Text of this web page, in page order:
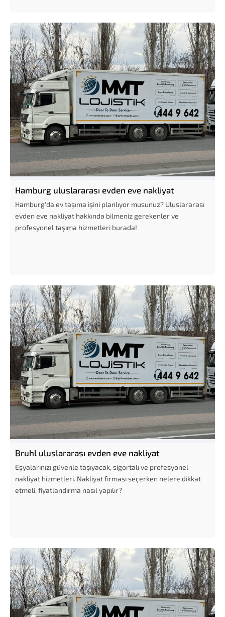
Hamburg uluslararası evden eve nakliyat
Hamburg'da ev taşıma işini planlıyor musunuz? Uluslararası
evden eve nakliyat hakkında bilmeniz gerekenler ve
profesyonel taşıma hizmetleri burada!
Bruhl uluslararası evden eve nakliyat
Eşyalarınızı güvenle taşıyacak, sigortalı ve profesyonel
nakliyat hizmetleri. Nakliyat firması seçerken nelere dikkat
etmeli, fiyatlandırma nasıl yapılır?